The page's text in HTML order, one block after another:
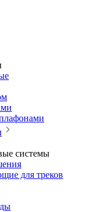
системы
для треков